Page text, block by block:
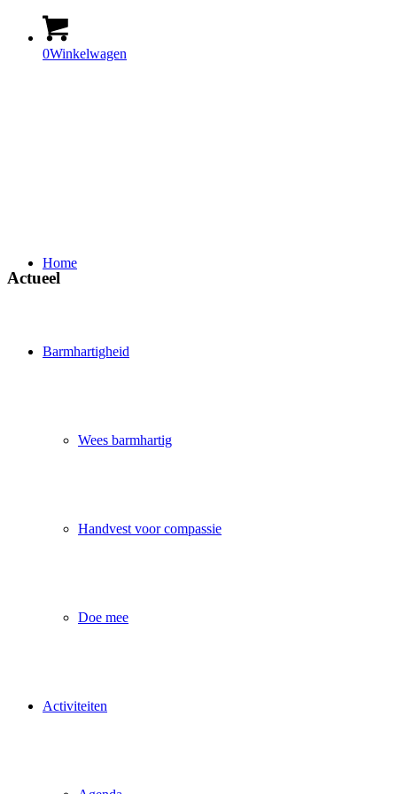
0Winkelwagen
Home
Barmhartigheid
Wees barmhartig
Handvest voor compassie
Doe mee
Activiteiten
Actueel